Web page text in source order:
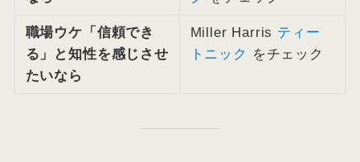
職場ウケ「信頼でき
る」と知性を感じさせ
たいなら
Miller Harris ティー
トニック
をチェック